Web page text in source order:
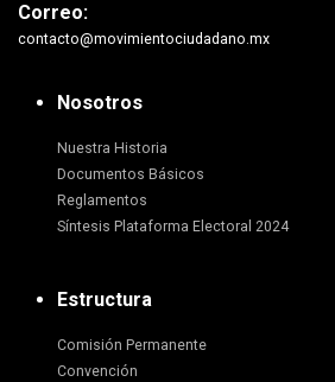
Correo:
contacto@movimientociudadano.mx
Nosotros
Nuestra Historia
Documentos Básicos
Reglamentos
Síntesis Plataforma Electoral 2024
Estructura
Comisión Permanente
Convención